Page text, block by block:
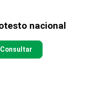
nacional
Consultar